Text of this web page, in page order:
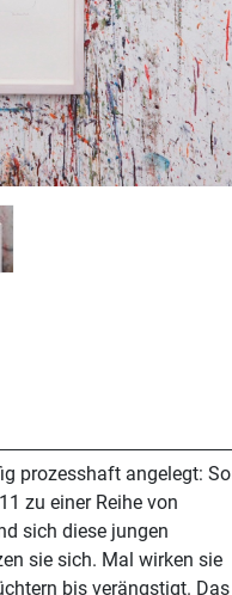
prozesshaft angelegt: So
zu einer Reihe von
sich diese jungen
sie sich. Mal wirken sie
bis verängstigt. Das